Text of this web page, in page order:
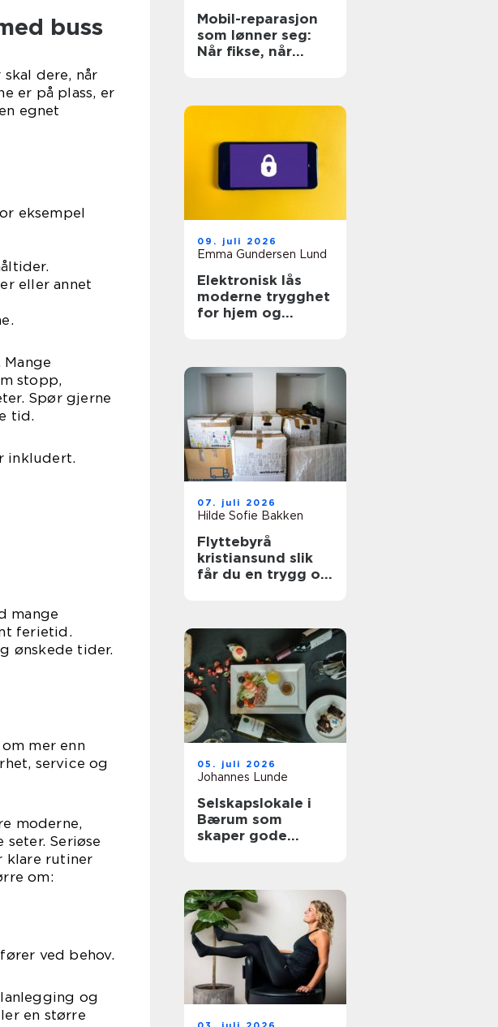
buss
dere, når
er på plass, er
egnet
eksempel
eller annet
stopp,
Spør gjerne
tid.
inkludert.
mange
ferietid.
ønskede tider.
mer enn
service og
moderne,
Seriøse
klare rutiner
om:
ved behov.
og
en større
Mobil-reparasjon
som lønner seg:
Når fikse, når
09. juli 2026
Emma Gundersen Lund
Elektronisk lås
moderne trygghet
for hjem og
07. juli 2026
Hilde Sofie Bakken
Flyttebyrå
kristiansund slik
får du en trygg og
05. juli 2026
Johannes Lunde
Selskapslokale i
Bærum som
skaper gode